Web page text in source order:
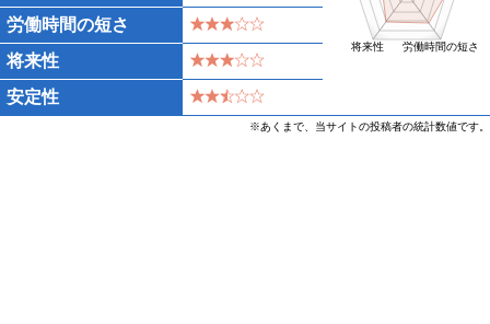
労働時間の短さ
将来性
労働時間の短さ
将来性
安定性
※あくまで、当サイトの投稿者の統計数値です。